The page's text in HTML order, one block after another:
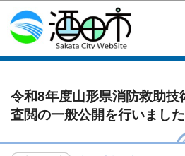
このページの本
令和8年度山形県消防救助技
査閲の一般公開を行いました